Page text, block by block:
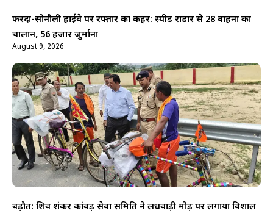
फरेंदा-सोनौली हाईवे पर रफ्तार का कहर: स्पीड राडार से 28 वाहनों का
चालान, 56 हजार जुर्माना
August 9, 2026
बड़ौत: शिव शंकर कांवड़ सेवा समिति ने लधवाड़ी मोड़ पर लगाया विशाल